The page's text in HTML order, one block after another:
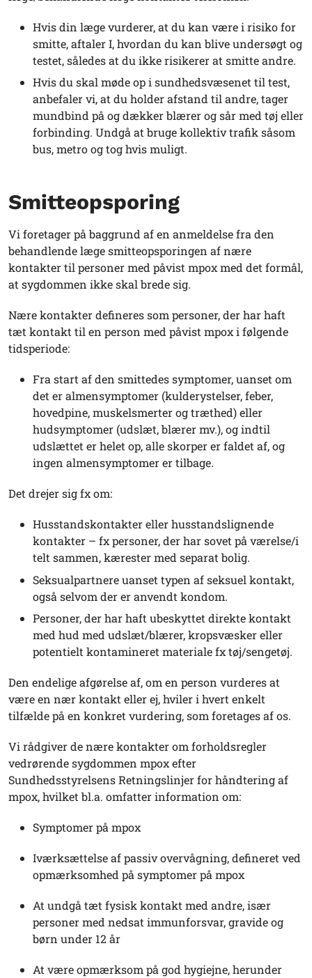
Hvis din læge vurderer, at du kan være i risiko for
smitte, aftaler I, hvordan du kan blive undersøgt og
testet, således at du ikke risikerer at smitte andre.
Hvis du skal møde op i sundhedsvæsenet til test,
anbefaler vi, at du holder afstand til andre, tager
mundbind på og dækker blærer og sår med tøj eller
forbinding. Undgå at bruge kollektiv trafik såsom
bus, metro og tog hvis muligt.
Smitteopsporing
Vi foretager på baggrund af en anmeldelse fra den
behandlende læge smitteopsporingen af nære
kontakter til personer med påvist mpox med det formål,
at sygdommen ikke skal brede sig.
Nære kontakter defineres som personer, der har haft
tæt kontakt til en person med påvist mpox i følgende
tidsperiode:
Fra start af den smittedes symptomer, uanset om
det er almensymptomer (kulderystelser, feber,
hovedpine, muskelsmerter og træthed) eller
hudsymptomer (udslæt, blærer mv.), og indtil
udslættet er helet op, alle skorper er faldet af, og
ingen almensymptomer er tilbage.
Det drejer sig fx om:
Husstandskontakter eller husstandslignende
kontakter – fx personer, der har sovet på værelse/i
telt sammen, kærester med separat bolig.
Seksualpartnere uanset typen af seksuel kontakt,
også selvom der er anvendt kondom.
Personer, der har haft ubeskyttet direkte kontakt
med hud med udslæt/blærer, kropsvæsker eller
potentielt kontamineret materiale fx tøj/sengetøj.
Den endelige afgørelse af, om en person vurderes at
være en nær kontakt eller ej, hviler i hvert enkelt
tilfælde på en konkret vurdering, som foretages af os.
Vi rådgiver de nære kontakter om forholdsregler
vedrørende sygdommen mpox efter
Sundhedsstyrelsens Retningslinjer for håndtering af
mpox, hvilket bl.a. omfatter information om:
Symptomer på mpox
Iværksættelse af passiv overvågning, defineret ved
opmærksomhed på symptomer på mpox
At undgå tæt fysisk kontakt med andre, især
personer med nedsat immunforsvar, gravide og
børn under 12 år
At være opmærksom på god hygiejne, herunder